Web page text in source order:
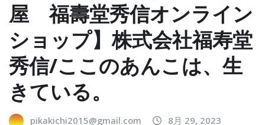
屋 福壽堂秀信オンライン
ショップ】株式会社福寿堂
秀信/ここのあんこは、生
きている。
pikakichi2015@gmail.com
8月 29, 2023